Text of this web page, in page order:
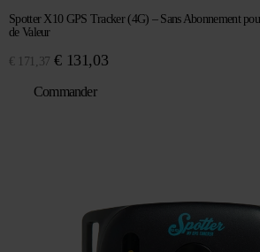
Spotter X10 GPS Tracker (4G) – Sans Abonnement
de Valeur
€ 171,37 Le
initial
€ 131,03Le
Commander